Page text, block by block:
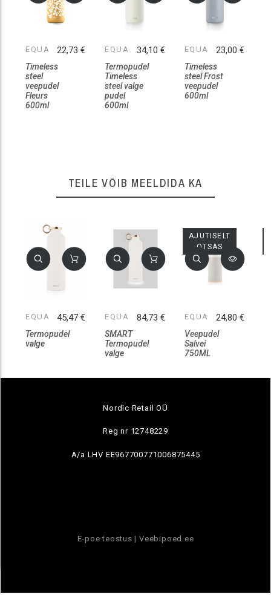
EQUA
Timeless
steel
veepudel
Fleurs
600ml
22,73 € EQUA
Termopudel
Timeless
steel valge
pudel
600ml
34,10 € EQUA
Timeless
steel Frost
veepudel
600ml
23,00 €
TEILE VÕIB MEELDIDA KA
EQUA
Termopudel
valge
45,47 € EQUA
SMART
Termopudel
valge
84,73 € EQUA
Veepudel
Salvei
750ML
24,80 €
AJUTISELT
OTSAS
Nordic Retail OÜ
Reg nr 12748229
A/a LHV EE967700771006875445
E-poe teostus |Veebipoed.ee